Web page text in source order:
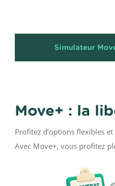
Simulateur
Move+ : la
Profitez d’options flexibles
Avec Move+, vous profitez